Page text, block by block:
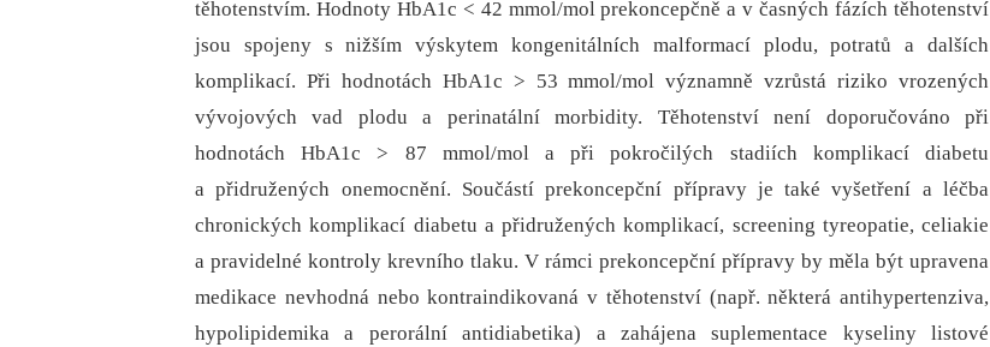
těhotenstvím. Hodnoty HbA1c < 42 mmol/mol prekoncepčně a v časných fázích těhotenství
jsou spojeny s nižším výskytem kongenitálních malformací plodu, potratů a dalších
komplikací. Při hodnotách HbA1c > 53 mmol/mol významně vzrůstá riziko vrozených
vývojových vad plodu a perinatální morbidity. Těhotenství není doporučováno při
hodnotách HbA1c > 87 mmol/mol a při pokročilých stadiích komplikací diabetu
a přidružených onemocnění. Součástí prekoncepční přípravy je také vyšetření a léčba
chronických komplikací diabetu a přidružených komplikací, screening tyreopatie, celiakie
a pravidelné kontroly krevního tlaku. V rámci prekoncepční přípravy by měla být upravena
medikace nevhodná nebo kontraindikovaná v těhotenství (např. ně­kte­rá antihypertenziva,
hypolipidemika a perorální antidiabetika) a zahájena suplementace kyseliny listové